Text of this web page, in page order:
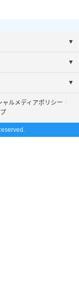
▼
▼
▼
ャルメディアポリシー